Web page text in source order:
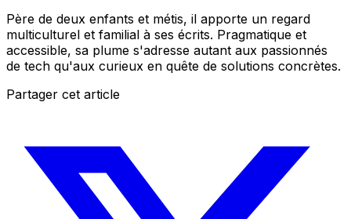
Père de deux enfants et métis, il apporte un regard
multiculturel et familial à ses écrits. Pragmatique et
accessible, sa plume s'adresse autant aux passionnés
de tech qu'aux curieux en quête de solutions concrètes.
Partager cet article